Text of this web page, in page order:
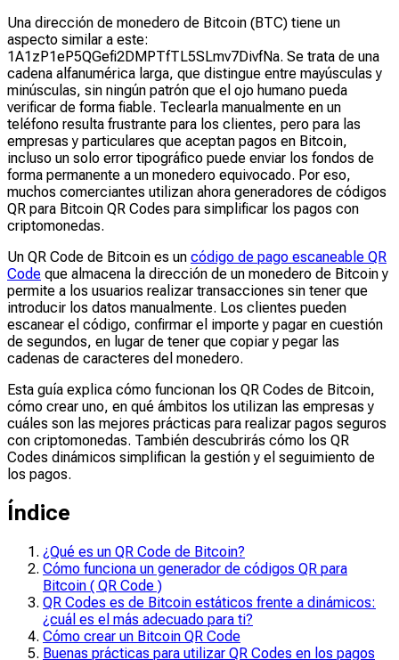
Una dirección de monedero de Bitcoin (BTC) tiene un
aspecto similar a este:
1A1zP1eP5QGefi2DMPTfTL5SLmv7DivfNa. Se trata de una
cadena alfanumérica larga, que distingue entre mayúsculas y
minúsculas, sin ningún patrón que el ojo humano pueda
verificar de forma fiable. Teclearla manualmente en un
teléfono resulta frustrante para los clientes, pero para las
empresas y particulares que aceptan pagos en Bitcoin,
incluso un solo error tipográfico puede enviar los fondos de
forma permanente a un monedero equivocado. Por eso,
muchos comerciantes utilizan ahora generadores de códigos
QR para Bitcoin QR Codes para simplificar los pagos con
criptomonedas.
Un QR Code de Bitcoin es un código de pago escaneable QR
Code que almacena la dirección de un monedero de Bitcoin y
permite a los usuarios realizar transacciones sin tener que
introducir los datos manualmente. Los clientes pueden
escanear el código, confirmar el importe y pagar en cuestión
de segundos, en lugar de tener que copiar y pegar las
cadenas de caracteres del monedero.
Esta guía explica cómo funcionan los QR Codes de Bitcoin,
cómo crear uno, en qué ámbitos los utilizan las empresas y
cuáles son las mejores prácticas para realizar pagos seguros
con criptomonedas. También descubrirás cómo los QR
Codes dinámicos simplifican la gestión y el seguimiento de
los pagos.
Índice
¿Qué es un QR Code de Bitcoin?
Cómo funciona un generador de códigos QR para
Bitcoin ( QR Code )
QR Codes es de Bitcoin estáticos frente a dinámicos:
¿cuál es el más adecuado para ti?
Cómo crear un Bitcoin QR Code
Buenas prácticas para utilizar QR Codes en los pagos